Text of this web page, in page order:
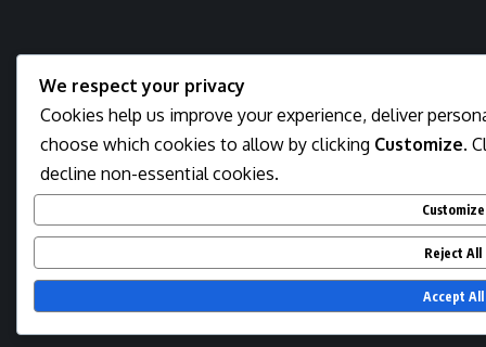
We respect your privacy
Cookies help us improve your experience, deliver
choose which cookies to allow by clicking Customize.
decline non-essential cookies.
Customize
Reject All
Accept All